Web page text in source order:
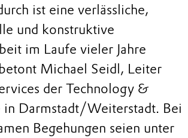
ist eine verlässliche,
und konstruktive
im Laufe vieler Jahre
Michael Seidl, Leiter
der Technology &
in Darmstadt/Weiterstadt. Bei
Begehungen seien unter